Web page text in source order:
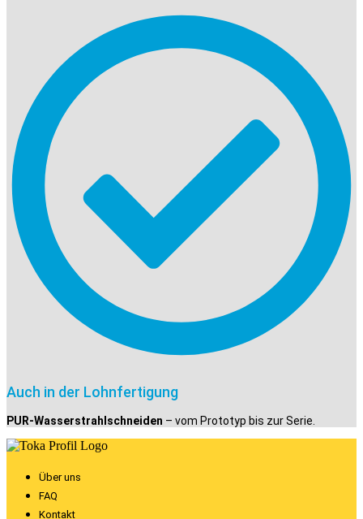
Auch in der Lohnfertigung
PUR-Wasserstrahlschneiden – vom Prototyp bis zur Serie.
Über uns
FAQ
Kontakt